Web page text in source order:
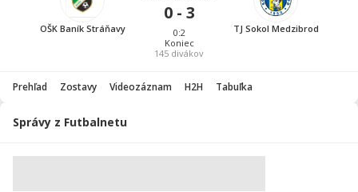
OŠK Baník Stráňavy
0 - 3
0:2
Koniec
145 divákov
TJ Sokol Medzibrod
Prehľad Zostavy Videozáznam H2H Tabuľka
Správy z Futbalnetu